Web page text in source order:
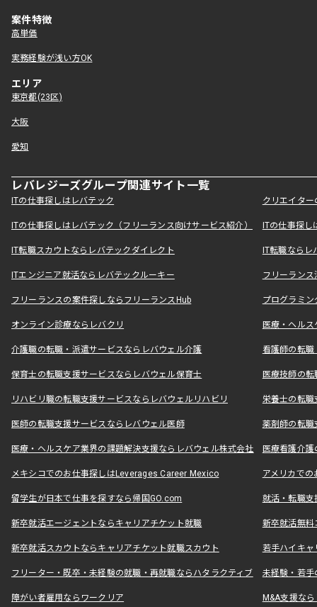
案件特徴
高単価
実務経験が浅い方OK
エリア
東京都(23区)
大阪
愛知
レバレジーズグループ関連サイト一覧
ITの仕事探しはレバテック クリエイタ
ITの仕事探しはレバテック（フリーランス向けサービス紹介） ITの仕事探
IT転職スカウトならレバテックダイレクト IT転職なら
ITエンジニア就活ならレバテックルーキー フリーラン
フリーランスの案件探しならフリーランスHub プログラミ
オンライン診療ならレバクリ 医療・ヘル
介護職の転職・派遣サービスならレバウェル介護 看護師の転
保育士の転職支援サービスならレバウェル保育士 医療技師の
リハビリ職の転職支援サービスならレバウェルリハビリ 栄養士の転
医師の転職支援サービスならレバウェル医師 薬剤師の転
医療・ヘルスケア業界の課題解決支援ならレバウェル株式会社 医療看護介
メキシコでのお仕事探しはLeverages Career Mexico アメリカで
留学生が日本で仕事を探すなら帰国GO.com 就活・転職
新卒就活エージェントならキャリアチケット就職 新卒就活無料
新卒就活スカウトならキャリアチケット就職スカウト 若手ハイキ
フリーター・既卒・未経験の就職・再就職ならハタラクティブ 未経験・若手
障がい者雇用ならワークリア M&A支援な